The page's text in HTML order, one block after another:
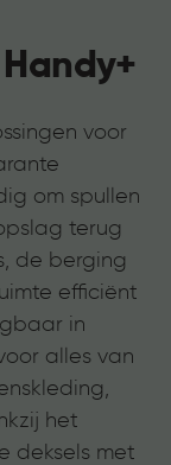
voor
om spullen
terug
de berging
efficiënt
in
alles van
het
deksels met